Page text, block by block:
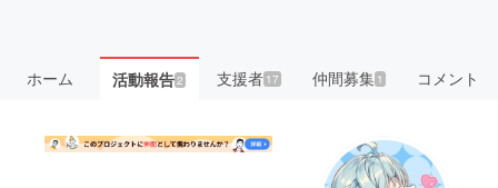
ホーム 活動報告2 支援者 17 仲間募集 1 コメント